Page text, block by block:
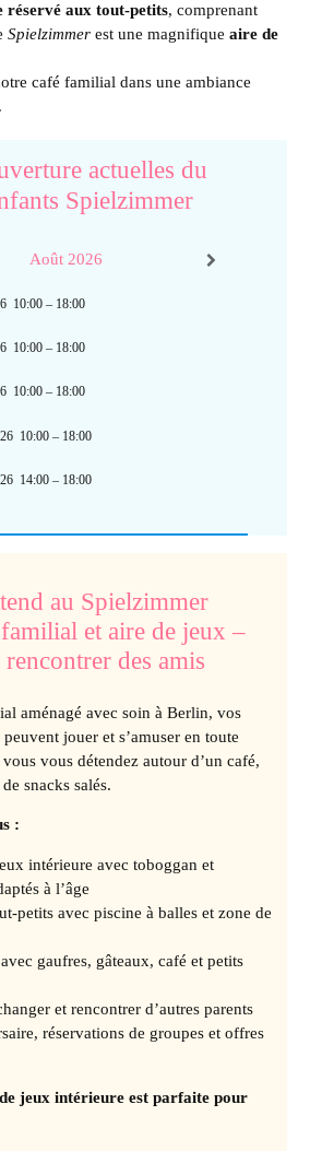
réservé aux tout-petits, comprenant
Spielzimmer est une magnifiqueaire de
café familial dans une ambiance
actuelles du
Spielzimmer
Août 2026
10:00 – 18:00
10:00 – 18:00
10:00 – 18:00
10:00 – 18:00
14:00 – 18:00
au Spielzimmer
et aire de jeux –
des amis
aménagé avec soin à Berlin, vos
jouer et s’amuser en toute
vous détendez autour d’un café,
snacks salés.
:
intérieure avec toboggan et
à l’âge
petits avec piscine à balles et zone de
gaufres, gâteaux, café et petits
et rencontrer d’autres parents
réservations de groupes et offres
jeux intérieure est parfaite pour